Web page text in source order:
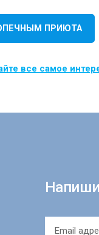
ПРИЮТА
все самое